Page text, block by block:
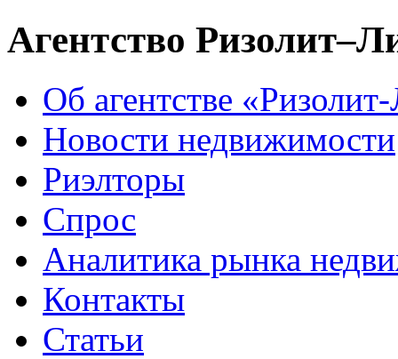
Агентство
Об агентстве
Новости недвижимости
Риэлторы
Спрос
Аналитика рынка
Контакты
Статьи